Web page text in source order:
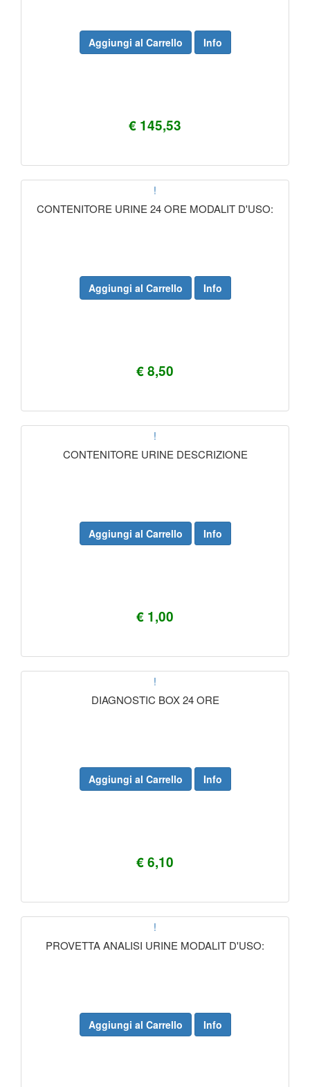
€ 145,53
Aggiungi al Carrello Info
!
CONTENITORE URINE 24 ORE MODALIT D'USO:
€ 8,50
Aggiungi al Carrello Info
!
CONTENITORE URINE DESCRIZIONE
€ 1,00
Aggiungi al Carrello Info
!
DIAGNOSTIC BOX 24 ORE
€ 6,10
Aggiungi al Carrello Info
!
PROVETTA ANALISI URINE MODALIT D'USO:
Aggiungi al Carrello Info